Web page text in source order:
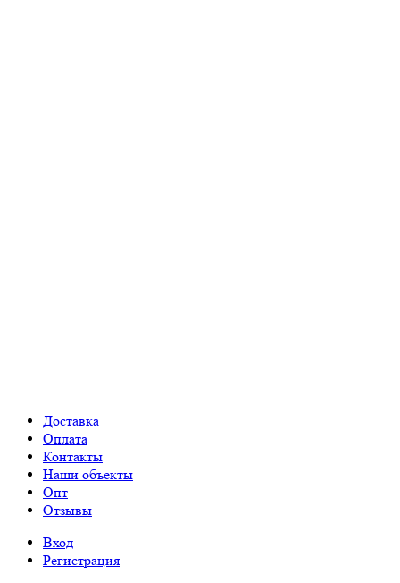
Доставка
Оплата
Контакты
Наши объекты
Опт
Отзывы
Вход
Регистрация